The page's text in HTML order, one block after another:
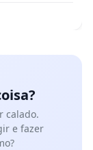
calado.
e fazer